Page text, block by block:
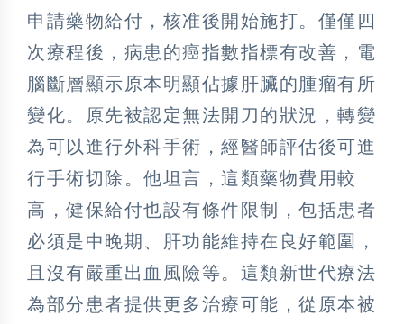
申請藥物給付，核准後開始施打。僅僅四
次療程後，病患的癌指數指標有改善，電
腦斷層顯示原本明顯佔據肝臟的腫瘤有所
變化。原先被認定無法開刀的狀況，轉變
為可以進行外科手術，經醫師評估後可進
行手術切除。他坦言，這類藥物費用較
高，健保給付也設有條件限制，包括患者
必須是中晚期、肝功能維持在良好範圍，
且沒有嚴重出血風險等。這類新世代療法
為部分患者提供更多治療可能，從原本被